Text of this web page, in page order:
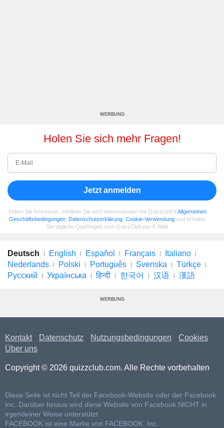
WERBUNG
Holen Sie sich mehr Fragen!
Jetzt anmelden
Indem Sie fortsetzen, erklären Sie sich einverstanden mit Quizzclub's Allgemeinen
Geschäftsbedingungen Datenschutzerklärung Cookie-Verwendung und erhalten
Sie tägliche Quizfragen vom QuizzClub per E-Mail.
Deutsch English Español Français
Italiano
Nederlands
Polski Português Svenska
Türkçe
Русский
Українська हिन्दी 한국어 汉语 漢語
WERBUNG
Kontakt Datenschutz Nutzungsbedingungen
Cookies
Über uns
Copyright © 2026 quizzclub.com. Alle Rechte vorbehalten
Diese Seite ist nicht Teil der Facebook-Website oder der Facebook
Inc. Darüber hinaus wird diese Website von Facebook NICHT in
irgendeiner Weise unterstützt.
FACEBOOK ist eine Marke von FACEBOOK, Inc.